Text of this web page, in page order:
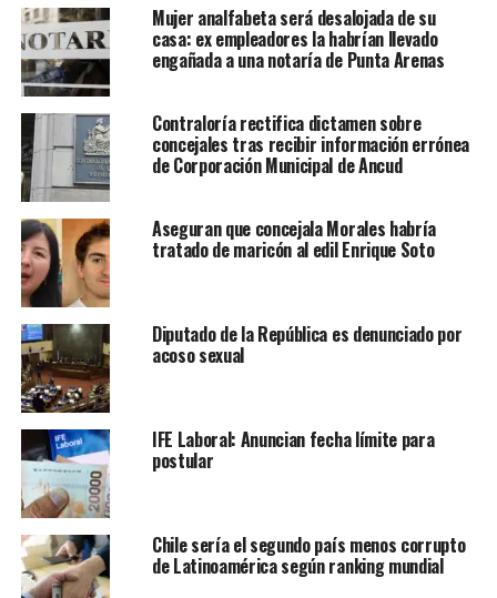
Mujer analfabeta será desalojada de su
casa: ex empleadores la habrían llevado
engañada a una notaría de Punta Arenas
Contraloría rectifica dictamen sobre
concejales tras recibir información errónea
de Corporación Municipal de Ancud
Aseguran que concejala Morales habría
tratado de maricón al edil Enrique Soto
Diputado de la República es denunciado por
acoso sexual
IFE Laboral: Anuncian fecha límite para
postular
Chile sería el segundo país menos corrupto
de Latinoamérica según ranking mundial